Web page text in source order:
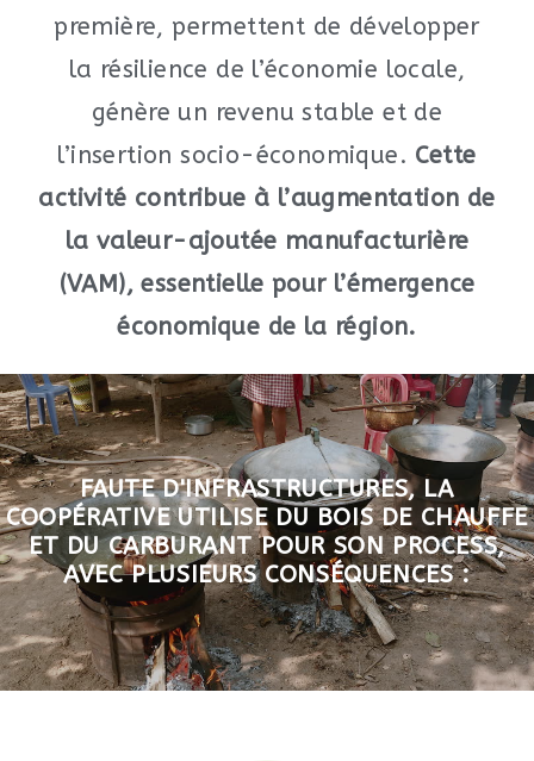
première, permettent de développer
la résilience de l’économie locale,
génère un revenu stable et de
l’insertion socio-économique. Cette
activité contribue à l’augmentation de
la valeur-ajoutée manufacturière
(VAM), essentielle pour l’émergence
économique de la région.
FAUTE D'INFRASTRUCTURES, LA
COOPÉRATIVE UTILISE DU BOIS DE CHAUFFE
ET DU CARBURANT POUR SON PROCESS,
AVEC PLUSIEURS CONSÉQUENCES :